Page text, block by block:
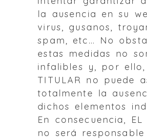
la ausencia en su
virus, gusanos,
spam, etc… No
estas medidas no
infalibles y, por ello,
TITULAR no puede
totalmente la
dichos elementos
En consecuencia, EL
no será